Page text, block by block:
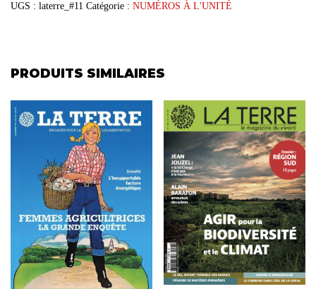
UGS : laterre_#11 Catégorie : NUMÉROS À L'UNITÉ
PRODUITS SIMILAIRES